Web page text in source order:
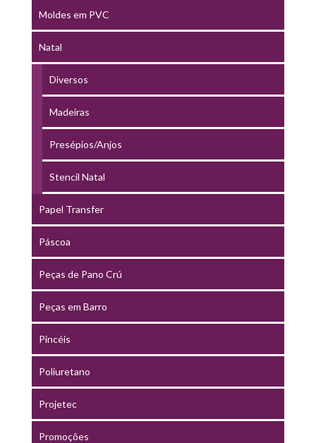
Moldes em PVC
Natal
Diversos
Madeiras
Presépios/Anjos
Stencil Natal
Papel Transfer
Páscoa
Peças de Pano Crú
Peças em Barro
Pincéis
Poliuretano
Projetec
Promoções